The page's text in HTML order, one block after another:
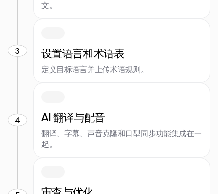
文。
3 设置语言和术语表
定义目标语言并上传术语规则。
4 AI 翻译与配音
翻译、字幕、声音克隆和口型同步功能集成在一
起。